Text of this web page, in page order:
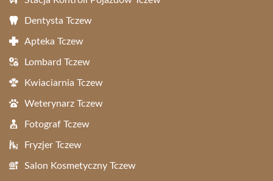
Dentysta Tczew
Apteka Tczew
Lombard Tczew
Kwiaciarnia Tczew
Weterynarz Tczew
Fotograf Tczew
Fryzjer Tczew
Salon Kosmetyczny Tczew